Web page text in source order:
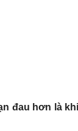
đau hơn là